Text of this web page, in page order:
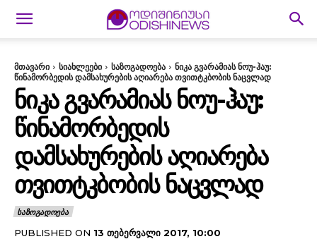
მთავარი სიახლეები საზოგადოება
ნიკა გვარამიას ნოუ-ჰაუ:
წინამორბედის დამსახურების აღიარება თვითტკბობის ნაცვლად
ᲜᲘᲙᲐ ᲒᲕᲐᲠᲐᲛᲘᲐᲡ ᲜᲝᲣ-ᲰᲐᲣ:
ᲬᲘᲜᲐᲛᲝᲠᲑᲔᲓᲘᲡ
ᲓᲐᲛᲡᲐᲮᲣᲠᲔᲑᲘᲡ ᲐᲦᲘᲐᲠᲔᲑᲐ
ᲗᲕᲘᲗᲢᲙᲑᲝᲑᲘᲡ ᲜᲐᲪᲕᲚᲐᲓ
ᲡᲐᲖᲝᲒᲐᲓᲝᲔᲑᲐ
PUBLISHED ON 13 ᲗᲔᲑᲔᲠᲕᲐᲚᲘ 2017, 10:00